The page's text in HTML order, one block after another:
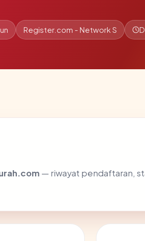
Register.com - Network S
— riwayat pendaftaran,